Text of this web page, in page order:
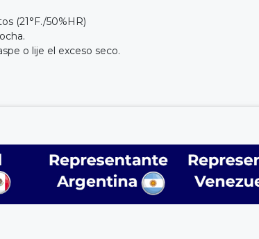
(21°F./50%HR)
o lije el exceso seco.